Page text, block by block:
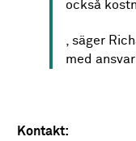
också
, säger
med
Kontakt: